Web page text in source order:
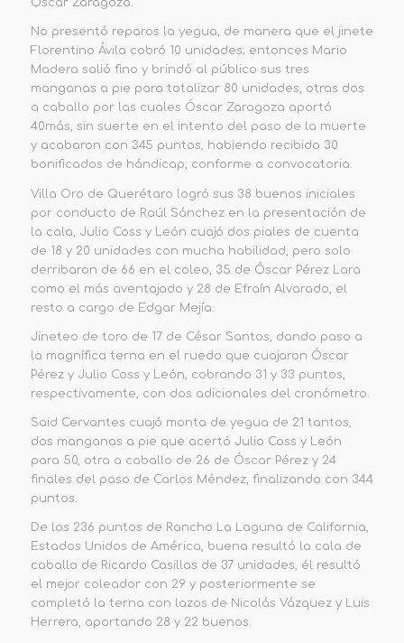
Óscar Zaragoza.
No presentó reparos la yegua, de manera que el jinete
Florentino Ávila cobró 10 unidades; entonces Mario
Madera salió fino y brindó al público sus tres
manganas a pie para totalizar 80 unidades, otras dos
a caballo por las cuales Óscar Zaragoza aportó
40más, sin suerte en el intento del paso de la muerte
y acabaron con 345 puntos, habiendo recibido 30
bonificados de hándicap, conforme a convocatoria.
Villa Oro de Querétaro logró sus 38 buenos iniciales
por conducto de Raúl Sánchez en la presentación de
la cala, Julio Coss y León cuajó dos piales de cuenta
de 18 y 20 unidades con mucha habilidad, pero solo
derribaron de 66 en el coleo, 35 de Óscar Pérez Lara
como el más aventajado y 28 de Efraín Alvarado, el
resto a cargo de Edgar Mejía.
Jineteo de toro de 17 de César Santos, dando paso a
la magnífica terna en el ruedo que cuajaron Óscar
Pérez y Julio Coss y León, cobrando 31 y 33 puntos,
respectivamente, con dos adicionales del cronómetro.
Said Cervantes cuajó monta de yegua de 21 tantos,
dos manganas a pie que acertó Julio Coss y León
para 50, otra a caballo de 26 de Óscar Pérez y 24
finales del paso de Carlos Méndez, finalizando con 344
puntos.
De los 236 puntos de Rancho La Laguna de California,
Estados Unidos de América, buena resultó la cala de
caballo de Ricardo Casillas de 37 unidades, él resultó
el mejor coleador con 29 y posteriormente se
completó la terna con lazos de Nicolás Vázquez y Luis
Herrera, aportando 28 y 22 buenos.